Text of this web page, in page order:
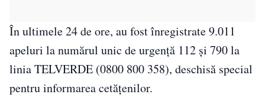
În ultimele 24 de ore, au fost înregistrate 9.011
apeluri la numărul unic de urgență 112 și 790 la
linia TELVERDE (0800 800 358), deschisă special
pentru informarea cetățenilor.